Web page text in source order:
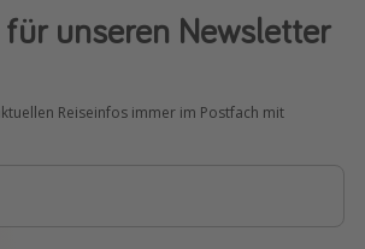
unseren Newsletter
Reiseinfos immer im Postfach mit